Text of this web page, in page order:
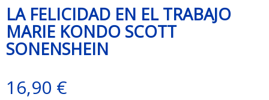
LA FELICIDAD EN EL TRABAJO
MARIE KONDO SCOTT
SONENSHEIN
16,90 €